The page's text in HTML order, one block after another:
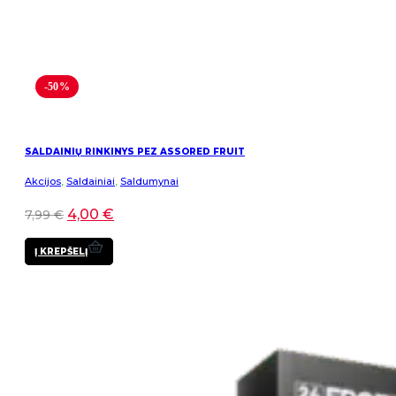
-50%
SALDAINIŲ RINKINYS PEZ ASSORED FRUIT
Akcijos, Saldainiai, Saldumynai
7,99€ 4,00 €
Į KREPŠELĮ